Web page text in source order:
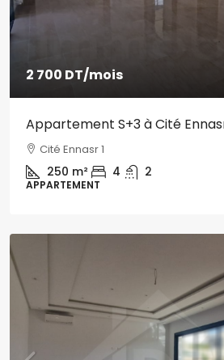
2 700 DT/mois
Appartement S+3 à Cité
Cité Ennasr 1
250 m² 4 2
APPARTEMENT